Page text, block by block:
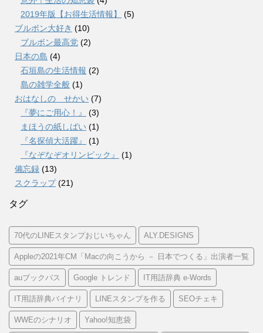
2019年版【お得生活情報】
(5)
ブルボン大好き (10)
ブルボン最高党 (2)
日本の島 (4)
石垣島の生活情報 (2)
島の雑学全般 (1)
おはなしの せかい (7)
『夢にご用心！』
(3)
まほうの紙しばい (1)
『名探偵大活躍』
(1)
『なぞなぞオリンピック』
(1)
備忘録 (13)
スクラップ(21)
タグ
70代のLINEスタンプおじいちゃん ALY.DESIGNS
Appleの2021年CM「Macの向こうから － 日本でつくる」出演者一覧
auブックパス Google トレンド IT用語辞典 e-Words
IT用語辞典バイナリ LINEスタンプを作る SEOチェキ
WWEのシナリオ Yahoo!知恵袋